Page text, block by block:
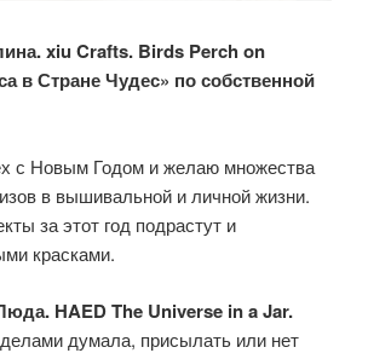
xiu Crafts. Birds Perch on
в Стране Чудес» по собственной
с Новым Годом и желаю множества
в вышивальной и личной жизни.
за этот год подрастут и
красками.
HAED The Universe in a Jar.
думала, присылать или нет